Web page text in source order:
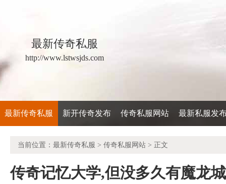
最新传奇私服
http://www.lstwsjds.com
最新传奇私服 新开传奇发布 传奇私服网站 最新私服发
当前位置： 最新传奇私服 > 传奇私服网站 > 正文
传奇记忆大学,但没多久有魔龙